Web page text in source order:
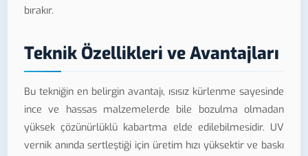
bırakır.
Teknik Özellikleri ve Avantajları
Bu tekniğin en belirgin avantajı, ısısız kürlenme sayesinde
ince ve hassas malzemelerde bile bozulma olmadan
yüksek çözünürlüklü kabartma elde edilebilmesidir. UV
vernik anında sertleştiği için üretim hızı yüksektir ve baskı